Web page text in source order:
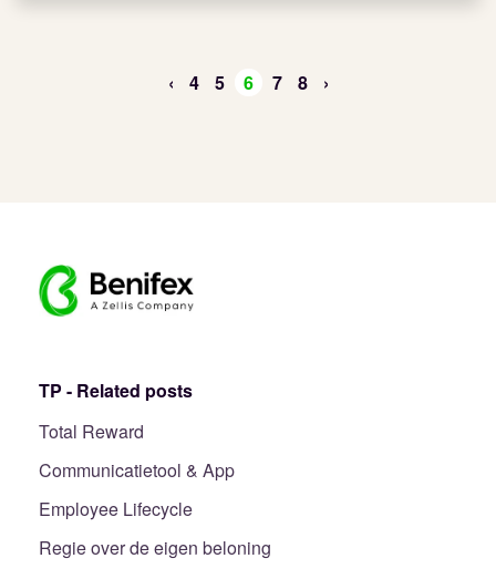
‹ 4 5 6 7 8 ›
TP - Related posts
Total Reward
Communicatietool & App
Employee Lifecycle
Regie over de eigen beloning